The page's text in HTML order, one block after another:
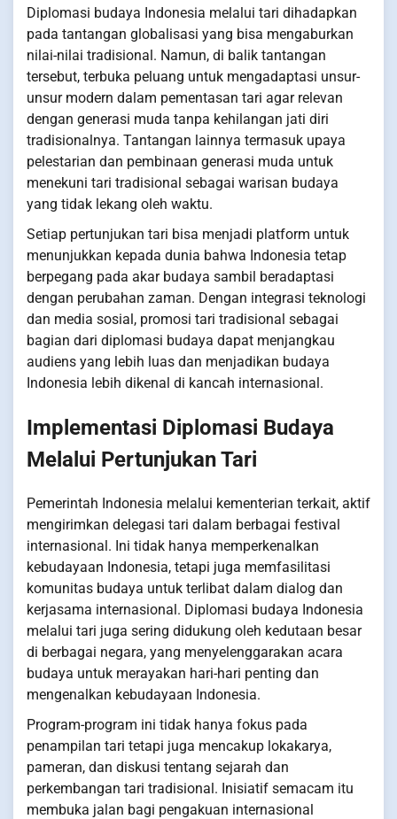
Diplomasi budaya Indonesia melalui tari dihadapkan
pada tantangan globalisasi yang bisa mengaburkan
nilai-nilai tradisional. Namun, di balik tantangan
tersebut, terbuka peluang untuk mengadaptasi unsur-
unsur modern dalam pementasan tari agar relevan
dengan generasi muda tanpa kehilangan jati diri
tradisionalnya. Tantangan lainnya termasuk upaya
pelestarian dan pembinaan generasi muda untuk
menekuni tari tradisional sebagai warisan budaya
yang tidak lekang oleh waktu.
Setiap pertunjukan tari bisa menjadi platform untuk
menunjukkan kepada dunia bahwa Indonesia tetap
berpegang pada akar budaya sambil beradaptasi
dengan perubahan zaman. Dengan integrasi teknologi
dan media sosial, promosi tari tradisional sebagai
bagian dari diplomasi budaya dapat menjangkau
audiens yang lebih luas dan menjadikan budaya
Indonesia lebih dikenal di kancah internasional.
Implementasi Diplomasi Budaya
Melalui Pertunjukan Tari
Pemerintah Indonesia melalui kementerian terkait, aktif
mengirimkan delegasi tari dalam berbagai festival
internasional. Ini tidak hanya memperkenalkan
kebudayaan Indonesia, tetapi juga memfasilitasi
komunitas budaya untuk terlibat dalam dialog dan
kerjasama internasional. Diplomasi budaya Indonesia
melalui tari juga sering didukung oleh kedutaan besar
di berbagai negara, yang menyelenggarakan acara
budaya untuk merayakan hari-hari penting dan
mengenalkan kebudayaan Indonesia.
Program-program ini tidak hanya fokus pada
penampilan tari tetapi juga mencakup lokakarya,
pameran, dan diskusi tentang sejarah dan
perkembangan tari tradisional. Inisiatif semacam itu
membuka jalan bagi pengakuan internasional